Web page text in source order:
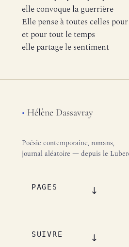
elle convoque la guerrière
Elle pense à toutes celles
et pour tout le temps
elle partage le sentiment
• Hélène Dassavray
Poésie contemporaine, romans,
journal aléatoire — depuis le
PAGES
SUIVRE